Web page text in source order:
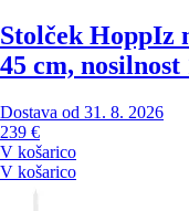
Stolček HoppIz
45 cm, nosilnost
Dostava od 31. 8. 2026
239 €
V košarico
V košarico